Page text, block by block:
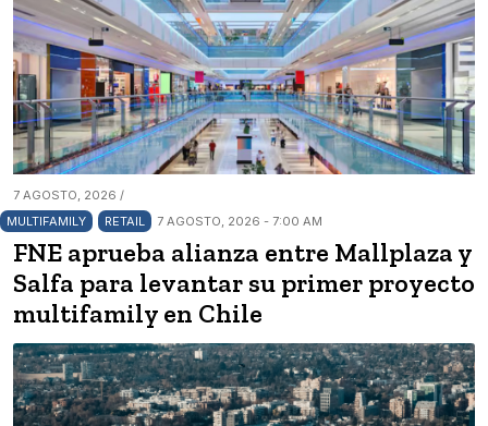
7 AGOSTO, 2026 /
MULTIFAMILY
RETAIL 7 AGOSTO, 2026 - 7:00 AM
FNE aprueba alianza entre Mallplaza y
Salfa para levantar su primer proyecto
multifamily en Chile